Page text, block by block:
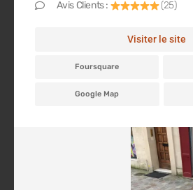
Avis Clients : (25)
Visiter le site
Foursquare
Google Map